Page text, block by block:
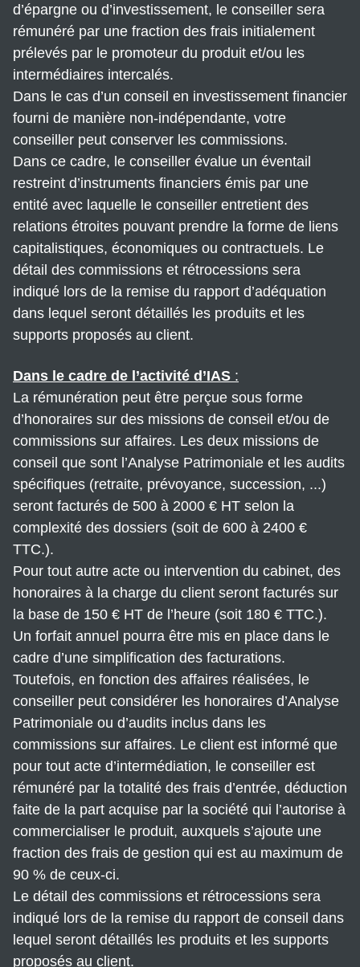
d’épargne ou d’investissement, le conseiller sera
rémunéré par une fraction des frais initialement
prélevés par le promoteur du produit et/ou les
intermédiaires intercalés.
Dans le cas d’un conseil en investissement financier
fourni de manière non-indépendante, votre
conseiller peut conserver les commissions.
Dans ce cadre, le conseiller évalue un éventail
restreint d’instruments financiers émis par une
entité avec laquelle le conseiller entretient des
relations étroites pouvant prendre la forme de liens
capitalistiques, économiques ou contractuels. Le
détail des commissions et rétrocessions sera
indiqué lors de la remise du rapport d’adéquation
dans lequel seront détaillés les produits et les
supports proposés au client.
Dans le cadre de l’activité d’IAS :
La rémunération peut être perçue sous forme
d’honoraires sur des missions de conseil et/ou de
commissions sur affaires. Les deux missions de
conseil que sont l’Analyse Patrimoniale et les audits
spécifiques (retraite, prévoyance, succession, ...)
seront facturés de 500 à 2000 € HT selon la
complexité des dossiers (soit de 600 à 2400 €
TTC.).
Pour tout autre acte ou intervention du cabinet, des
honoraires à la charge du client seront facturés sur
la base de 150 € HT de l’heure (soit 180 € TTC.).
Un forfait annuel pourra être mis en place dans le
cadre d’une simplification des facturations.
Toutefois, en fonction des affaires réalisées, le
conseiller peut considérer les honoraires d’Analyse
Patrimoniale ou d’audits inclus dans les
commissions sur affaires. Le client est informé que
pour tout acte d’intermédiation, le conseiller est
rémunéré par la totalité des frais d’entrée, déduction
faite de la part acquise par la société qui l’autorise à
commercialiser le produit, auxquels s’ajoute une
fraction des frais de gestion qui est au maximum de
90 % de ceux-ci.
Le détail des commissions et rétrocessions sera
indiqué lors de la remise du rapport de conseil dans
lequel seront détaillés les produits et les supports
proposés au client.